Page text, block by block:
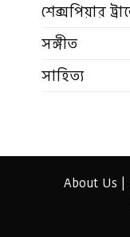
শেক্সপিয়ার
সঙ্গীত
সাহিত্য
About Us